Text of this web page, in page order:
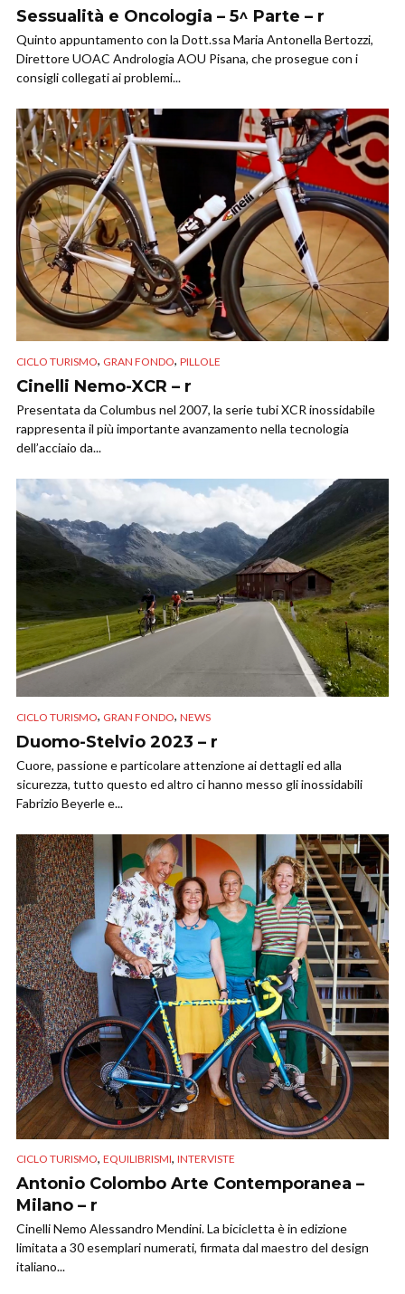
Sessualità e Oncologia – 5^ Parte – r
Quinto appuntamento con la Dott.ssa Maria Antonella Bertozzi,
Direttore UOAC Andrologia AOU Pisana, che prosegue con i
consigli collegati ai problemi...
CICLO TURISMO, GRAN FONDO, PILLOLE
Cinelli Nemo-XCR – r
Presentata da Columbus nel 2007, la serie tubi XCR inossidabile
rappresenta il più importante avanzamento nella tecnologia
dell’acciaio da...
CICLO TURISMO, GRAN FONDO, NEWS
Duomo-Stelvio 2023 – r
Cuore, passione e particolare attenzione ai dettagli ed alla
sicurezza, tutto questo ed altro ci hanno messo gli inossidabili
Fabrizio Beyerle e...
CICLO TURISMO, EQUILIBRISMI, INTERVISTE
Antonio Colombo Arte Contemporanea –
Milano – r
Cinelli Nemo Alessandro Mendini. La bicicletta è in edizione
limitata a 30 esemplari numerati, firmata dal maestro del design
italiano...